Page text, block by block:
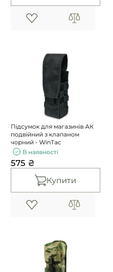
Підсумок для магазинів АК
подвійний з клапаном
чорний - WinTac
В наявності
575 ₴
Купити